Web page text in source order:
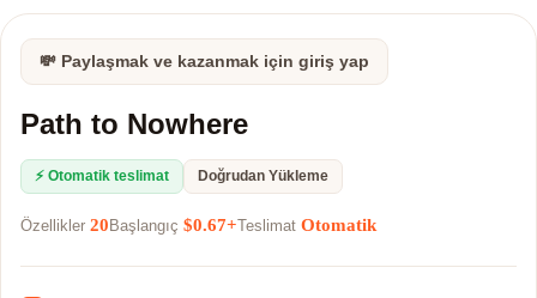
💸 Paylaşmak ve kazanmak için giriş yap
Path to Nowhere
⚡ Otomatik teslimat Doğrudan Yükleme
Özellikler 20 Başlangıç $0.67+Teslimat Otomatik